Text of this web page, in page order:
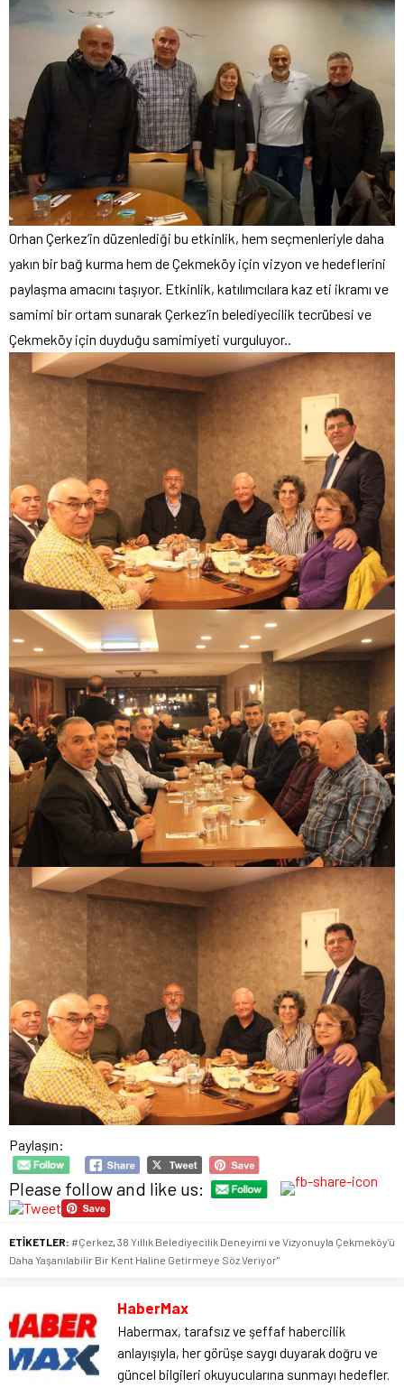
Orhan Çerkez’in düzenlediği bu etkinlik, hem seçmenleriyle daha
yakın bir bağ kurma hem de Çekmeköy için vizyon ve hedeflerini
paylaşma amacını taşıyor. Etkinlik, katılımcılara kaz eti ikramı ve
samimi bir ortam sunarak Çerkez’in belediyecilik tecrübesi ve
Çekmeköy için duyduğu samimiyeti vurguluyor..
Paylaşın:
Please follow and like us:
ETİKETLER: #Çerkez, 38 Yıllık Belediyecilik Deneyimi ve Vizyonuyla Çekmeköy'ü
Daha Yaşanılabilir Bir Kent Haline Getirmeye Söz Veriyor"
HaberMax
Habermax, tarafsız ve şeffaf habercilik
anlayışıyla, her görüşe saygı duyarak doğru ve
güncel bilgileri okuyucularına sunmayı hedefler.